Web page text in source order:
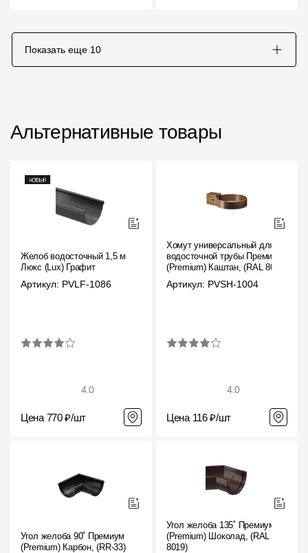
Показать еще 10
Альтернативные товары
Желоб водосточный 1,5 м
Люкс (Lux) Графит
Артикул: PVLF-1086
4.0
Цена 770 ₽/шт
Хомут универсальный для
водосточной трубы Премиум
(Premium) Каштан, (RAL 8017)
Артикул: PVSH-1004
4.0
Цена 116 ₽/шт
Угол желоба 90˚ Премиум
(Premium) Карбон, (RR-33)
Угол желоба 135˚ Премиум
(Premium) Шоколад, (RAL
8019)